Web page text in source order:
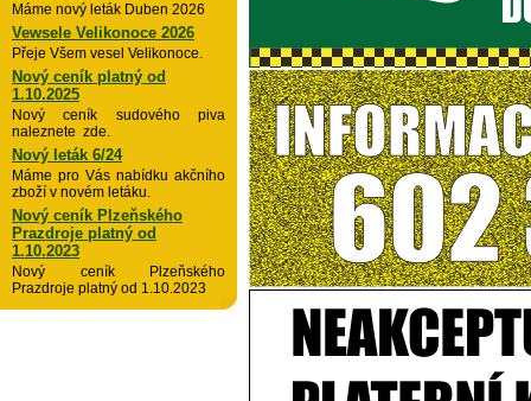
Máme nový leták Duben 2026
Vewsele Velikonoce 2026
Přeje Všem vesel Velikonoce.
Nový ceník platný od
1.10.2025
Nový ceník sudového piva
naleznete zde.
Nový leták 6/24
Máme pro Vás nabídku akčního
zboží v novém letáku.
Nový ceník Plzeňského
Prazdroje platný od
1.10.2023
Nový ceník Plzeňského
Prazdroje platný od 1.10.2023